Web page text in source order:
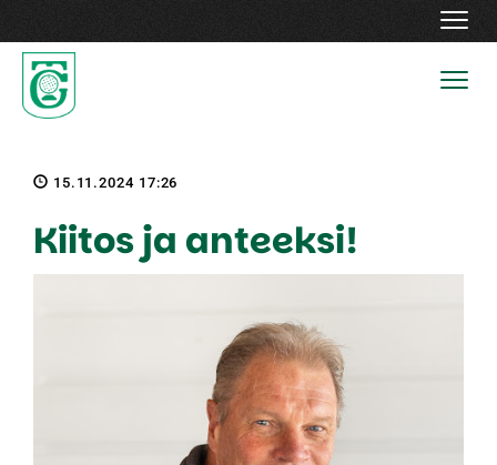
15.11.2024 17:26
Kiitos ja anteeksi!